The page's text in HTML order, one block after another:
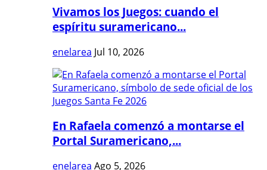
Vivamos los Juegos: cuando el
espíritu suramericano...
enelarea Jul 10, 2026
En Rafaela comenzó a montarse el
Portal Suramericano,...
enelarea Ago 5, 2026